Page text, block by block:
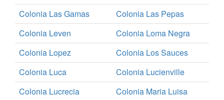
Colonia Las Gamas
Colonia Las Pepas
Colonia Leven
Colonia Loma Negra
Colonia Lopez
Colonia Los Sauces
Colonia Luca
Colonia Lucienville
Colonia Lucrecia
Colonia Maria Luisa